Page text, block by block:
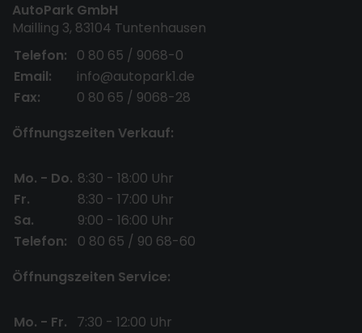
AutoPark GmbH
Mailling 3, 83104 Tuntenhausen
Telefon:
0 80 65 / 9068-0
Email:
info@autopark1.de
Fax:
0 80 65 / 9068-28
Öffnungszeiten Verkauf:
Mo. - Do. 8:30 - 18:00 Uhr
Fr.
8:30 - 17:00 Uhr
Sa.
9:00 - 16:00 Uhr
Telefon:
0 80 65 / 90 68-60
Öffnungszeiten Service:
Mo. - Fr.
7:30 - 12:00 Uhr